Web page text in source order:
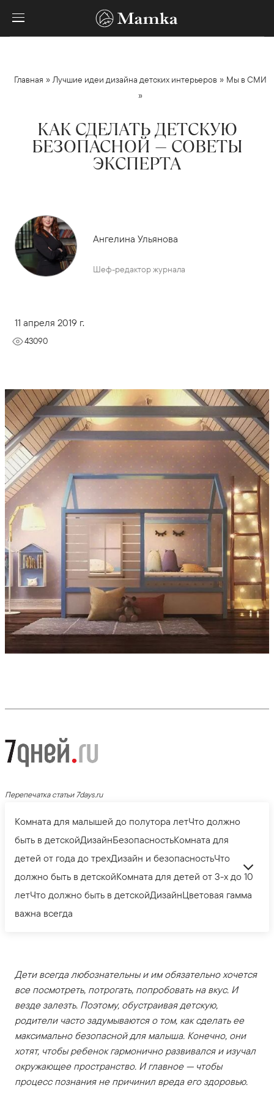
Главная »Лучшие идеи дизайна детских интерьеров » Мы в СМИ
»
КАК СДЕЛАТЬ ДЕТСКУЮ
БЕЗОПАСНОЙ — СОВЕТЫ
ЭКСПЕРТА
Ангелина Ульянова
Шеф-редактор журнала
11 апреля 2019 г.
43090
Перепечатка статьи 7days.ru
Комната для малышей до полутора летЧто должно
быть в детскойДизайнБезопасностьКомната для
детей от года до трехДизайн и безопасностьЧто
должно быть в детскойКомната для детей от 3-х до 10
летЧто должно быть в детскойДизайнЦветовая гамма
важна всегда
Дети всегда любознательны и им обязательно хочется
все посмотреть, потрогать, попробовать на вкус. И
везде залезть. Поэтому, обустраивая детскую,
родители часто задумываются о том, как сделать ее
максимально безопасной для малыша. Конечно, они
хотят, чтобы ребенок гармонично развивался и изучал
окружающее пространство. И главное — чтобы
процесс познания не причинил вреда его здоровью.